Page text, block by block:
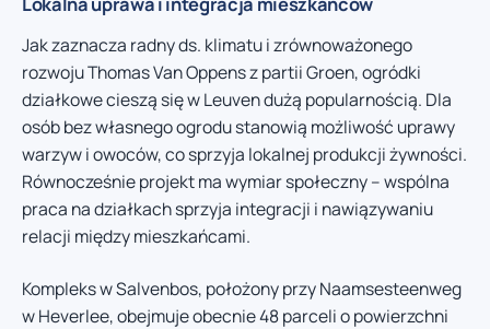
Jak zaznacza radny ds. klimatu i zrównoważonego
rozwoju Thomas Van Oppens z partii Groen, ogródki
działkowe cieszą się w Leuven dużą popularnością. Dla
osób bez własnego ogrodu stanowią możliwość uprawy
warzyw i owoców, co sprzyja lokalnej produkcji żywności.
Równocześnie projekt ma wymiar społeczny – wspólna
praca na działkach sprzyja integracji i nawiązywaniu
relacji między mieszkańcami.
Kompleks w Salvenbos, położony przy Naamsesteenweg
w Heverlee, obejmuje obecnie 48 parceli o powierzchni